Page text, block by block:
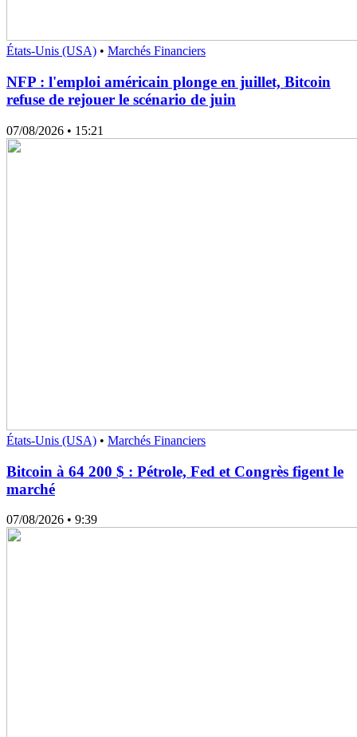
États-Unis (USA) • Marchés Financiers
NFP : l'emploi américain plonge en juillet, Bitcoin
refuse de rejouer le scénario de juin
07/08/2026 • 15:21
États-Unis (USA) • Marchés Financiers
Bitcoin à 64 200 $ : Pétrole, Fed et Congrès figent le
marché
07/08/2026 • 9:39